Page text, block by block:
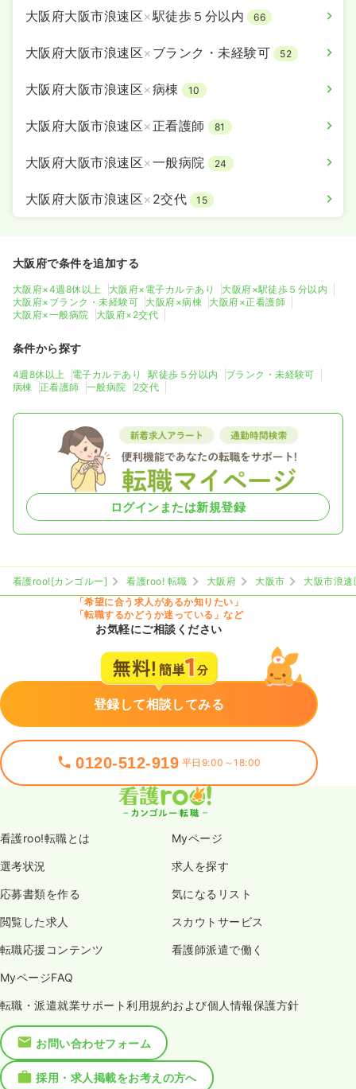
時間 8:50～17:20
31.4
日祝休み
4週8休以上
気になる 詳細を見る
日勤のみ（パート） 一時募集休止
日祝休み
オンコールあり
ブランク可
時給1,700円以上可
気になる 詳細を見る
ICU系正看護師 一般病院
2交代（常勤）
万円〜/月 賞与4ヶ月
8:30～17:00（休憩60分）
ブランク可 第二新卒可 月給30万円以上可
大阪府大阪市浪速区×駅徒歩５分以内 66
大阪府大阪市浪速区× ブランク・未経験可 52
大阪府大阪市浪速区×病棟 10
大阪府大阪市浪速区× 正看護師 81
大阪府大阪市浪速区×一般病院 24
大阪府大阪市浪速区× 2交代 15
大阪府で条件を追加する
大阪府×4週8休以上 大阪府×電子カルテあり
大阪府×駅徒歩５分以内
大阪府×ブランク・未経験可
大阪府×病棟
大阪府×正看護師
大阪府×一般病院
大阪府×2交代
条件から探す
4週8休以上 電子カルテあり 駅徒歩５分以内
ブランク・未経験可
病棟
正看護師 一般病院 2交代
ログインまたは新規登録
看護roo![カンゴルー] 看護roo! 転職 大阪府 大阪市
大阪市浪速
「希望に合う求人があるか知りたい」
「転職するかどうか迷っている」など
お気軽にご相談ください
登録して相談してみる
0120-512-919 平日9:00～18:00
看護roo!転職とは Myページ
選考状況 求人を探す
応募書類を作る 気になるリスト
閲覧した求人 スカウトサービス
転職応援コンテンツ 看護師派遣で働く
MyページFAQ
転職・派遣就業サポート利用規約および個人情報保護方針
お問い合わせフォーム
採用・求人掲載をお考えの方へ